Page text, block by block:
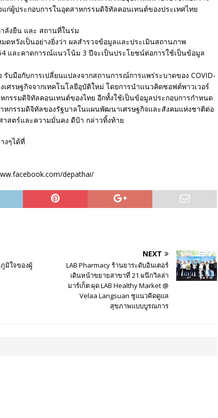
ก่ผู้ประกอบการในอุตสาหกรรมดิจิทัลคอนเทนต์ของประเทศไทย
ดหวังเป็นอย่างยิ่งว่า ผลสำรวจข้อมูลและประเมินสถานภาพ
และคาดการณ์แนวโน้ม 3 ปีจะเป็นประโยชน์ต่อการใช้เป็นข้อมูล
บมือกับการเปลี่ยนแปลงจากสถานการณ์การแพร่ระบาดของ COVID-
เศรษฐกิจจากเทคโนโลยีอุบัติใหม่ โดยการนำแนวคิดซอฟต์พาวเวอร์
กรรมดิจิทัลคอนเทนต์ของไทย อีกทั้งใช้เป็นข้อมูลประกอบการกำหนด
กรรมดิจิทัลของรัฐบาลในแผนพัฒนาเศรษฐกิจและสังคมแห่งชาติต่อ
สตร์และความมั่นคง ดีป้า กล่าวทิ้งท้าย
งๆได้ที่
depathai/
มิใจของผู้
NEXT
LAB Pharmacy ร้านยาระดับอินเตอร์
เดินหน้าขยายสาขาที่ 21 ผนึกวิลล่า
มาร์เก็ต ผุด LAB Healthy Market @
Velaa Langsuan ชูแนวคิดดูแล
สุขภาพแบบบูรณการ